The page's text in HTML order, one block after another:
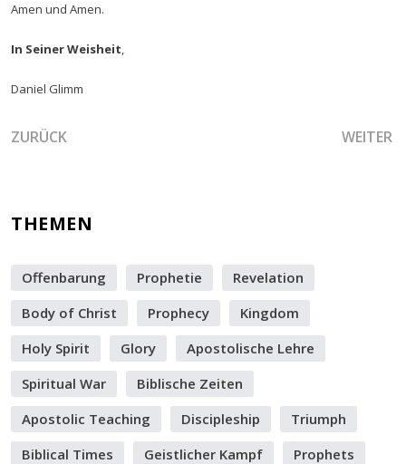
Amen und Amen.
In Seiner Weisheit,
Daniel Glimm
VORHERIGER BEITRAG: DER KLEIDUNGSWECHSEL, UM
ZURÜCK WEITER
THEMEN
Offenbarung Prophetie
Revelation
Body of Christ
Prophecy
Kingdom
Holy Spirit
Glory
Apostolische Lehre
Spiritual War
Biblische Zeiten
Apostolic Teaching
Discipleship
Triumph
Biblical Times
Geistlicher Kampf
Prophets